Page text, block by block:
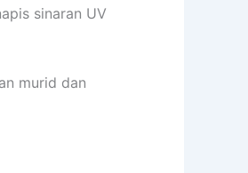
sinaran UV
murid dan